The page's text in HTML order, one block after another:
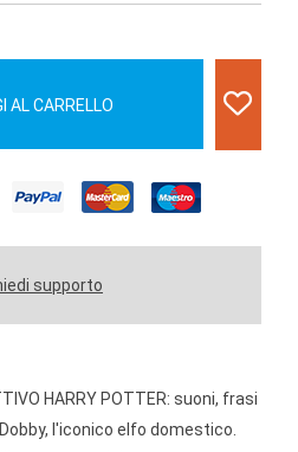
AL CARRELLO
supporto
HARRY POTTER: suoni, frasi
l'iconico elfo domestico.